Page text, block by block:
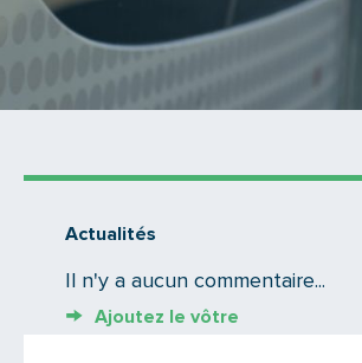
Mobiles no 100 !
Actualités
Il n'y a aucun commentaire...
Ajoutez le vôtre